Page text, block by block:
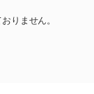
りません。